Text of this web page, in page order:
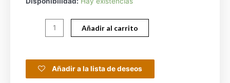
Añadir al carrito
Añadir a la lista de deseos